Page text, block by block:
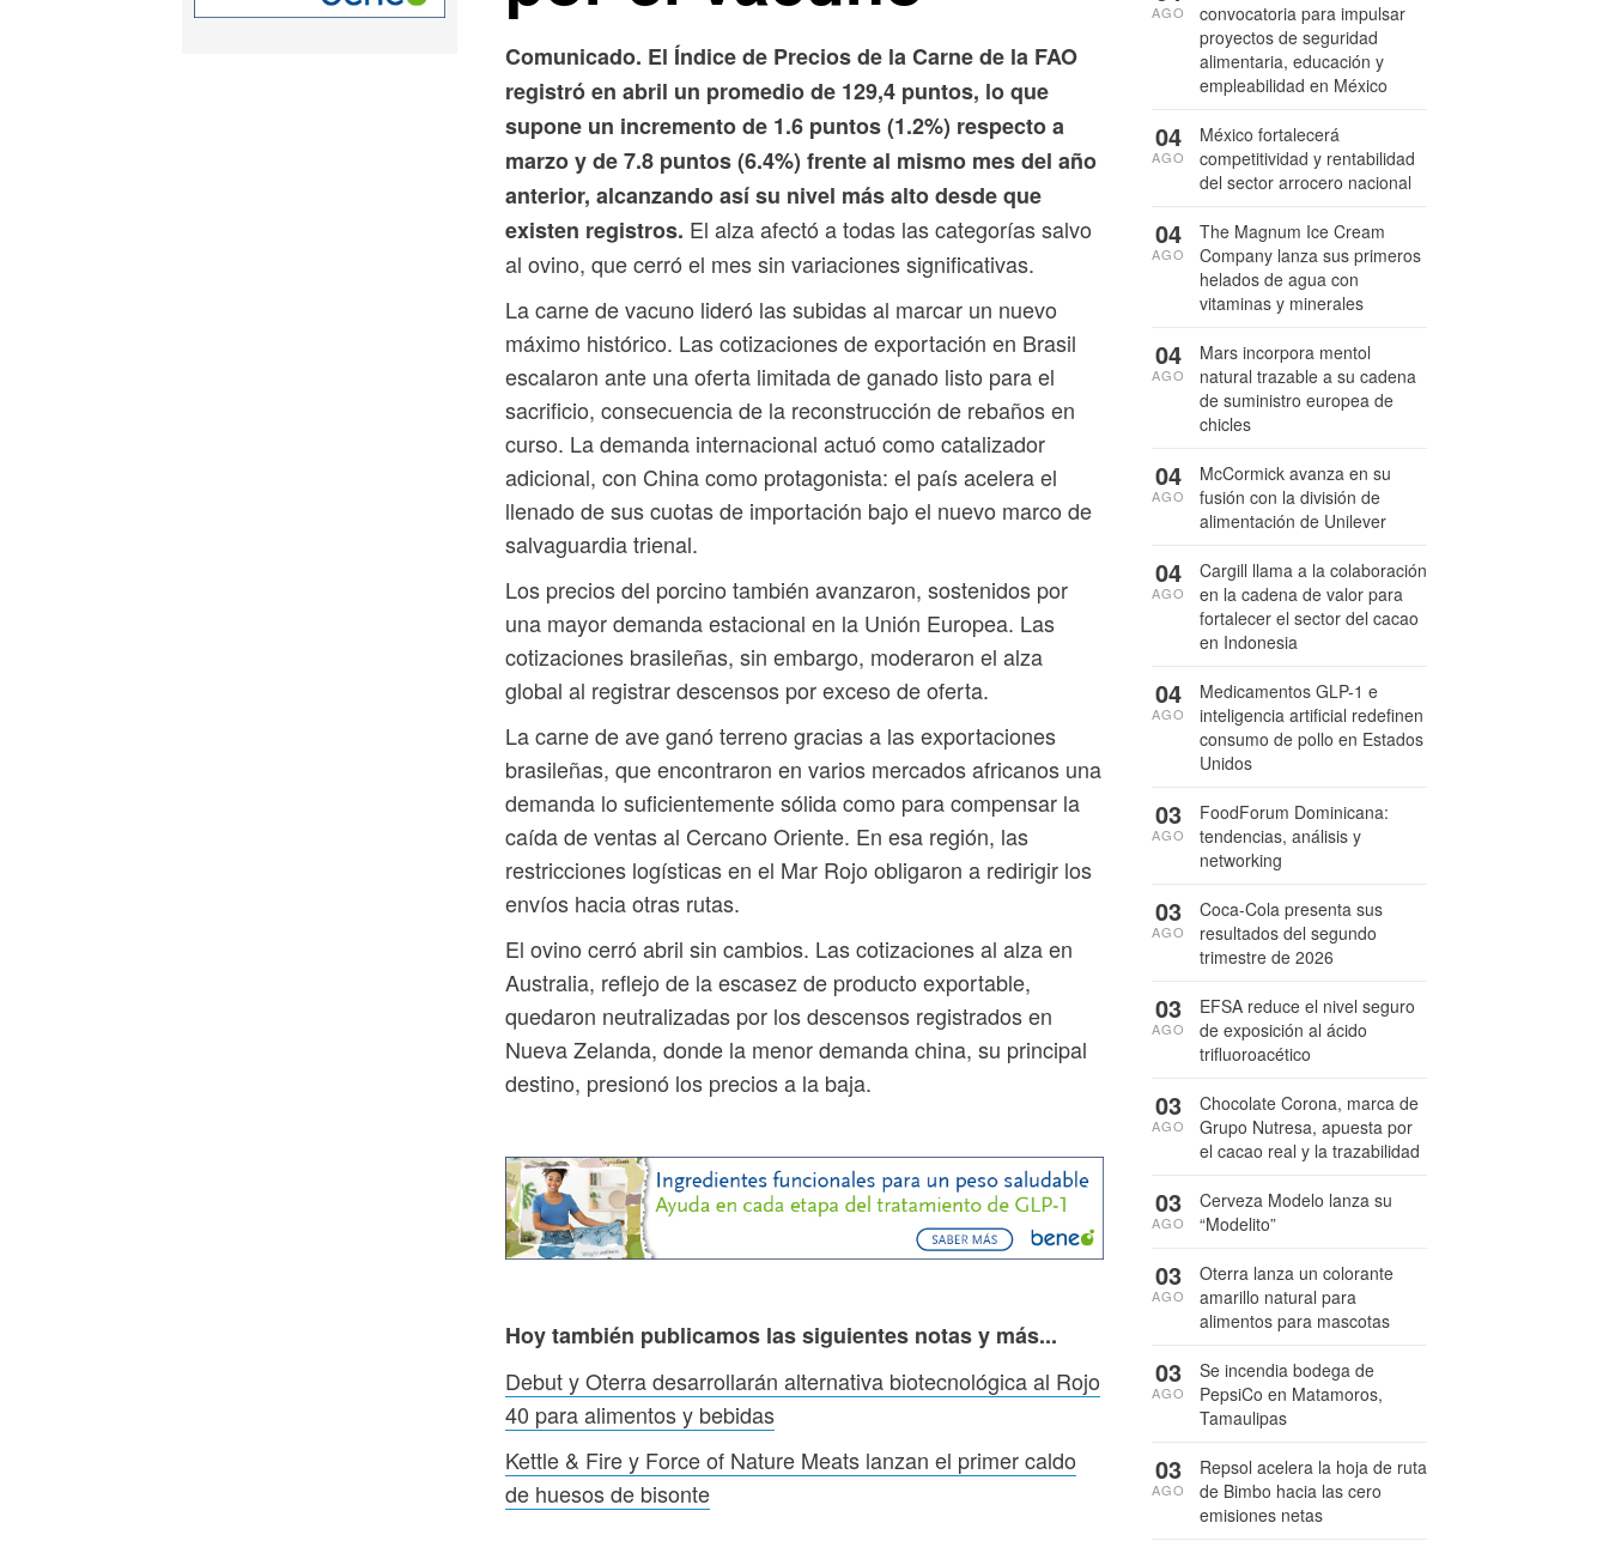
Comunicado. El Índice de Precios de la Carne de la FAO
registró en abril un promedio de 129,4 puntos, lo que
supone un incremento de 1.6 puntos (1.2%) respecto a
marzo y de 7.8 puntos (6.4%) frente al mismo mes del año
anterior, alcanzando así su nivel más alto desde que
existen registros. El alza afectó a todas las categorías salvo
al ovino, que cerró el mes sin variaciones significativas.
La carne de vacuno lideró las subidas al marcar un nuevo
máximo histórico. Las cotizaciones de exportación en Brasil
escalaron ante una oferta limitada de ganado listo para el
sacrificio, consecuencia de la reconstrucción de rebaños en
curso. La demanda internacional actuó como catalizador
adicional, con China como protagonista: el país acelera el
llenado de sus cuotas de importación bajo el nuevo marco de
salvaguardia trienal.
Los precios del porcino también avanzaron, sostenidos por
una mayor demanda estacional en la Unión Europea. Las
cotizaciones brasileñas, sin embargo, moderaron el alza
global al registrar descensos por exceso de oferta.
La carne de ave ganó terreno gracias a las exportaciones
brasileñas, que encontraron en varios mercados africanos una
demanda lo suficientemente sólida como para compensar la
caída de ventas al Cercano Oriente. En esa región, las
restricciones logísticas en el Mar Rojo obligaron a redirigir los
envíos hacia otras rutas.
El ovino cerró abril sin cambios. Las cotizaciones al alza en
Australia, reflejo de la escasez de producto exportable,
quedaron neutralizadas por los descensos registrados en
Nueva Zelanda, donde la menor demanda china, su principal
destino, presionó los precios a la baja.
Hoy también publicamos las siguientes notas y más...
Debut y Oterra desarrollarán alternativa biotecnológica al Rojo
40 para alimentos y bebidas
Kettle & Fire y Force of Nature Meats lanzan el primer caldo
de huesos de bisonte
convocatoria para impulsar
proyectos de seguridad
alimentaria, educación y
empleabilidad en México
AGO
México fortalecerá
competitividad y rentabilidad
del sector arrocero nacional
04
AGO
The Magnum Ice Cream
Company lanza sus primeros
helados de agua con
vitaminas y minerales
04
AGO
Mars incorpora mentol
natural trazable a su cadena
de suministro europea de
chicles
04
AGO
McCormick avanza en su
fusión con la división de
alimentación de Unilever
04
AGO
Cargill llama a la colaboración
en la cadena de valor para
fortalecer el sector del cacao
en Indonesia
04
AGO
Medicamentos GLP-1 e
inteligencia artificial redefinen
consumo de pollo en Estados
Unidos
04
AGO
FoodForum Dominicana:
tendencias, análisis y
networking
03
AGO
Coca-Cola presenta sus
resultados del segundo
trimestre de 2026
03
AGO
EFSA reduce el nivel seguro
de exposición al ácido
trifluoroacético
03
AGO
Chocolate Corona, marca de
Grupo Nutresa, apuesta por
el cacao real y la trazabilidad
03
AGO
Cerveza Modelo lanza su
“Modelito”
03
AGO
Oterra lanza un colorante
amarillo natural para
alimentos para mascotas
03
AGO
Se incendia bodega de
PepsiCo en Matamoros,
Tamaulipas
03
AGO
Repsol acelera la hoja de ruta
de Bimbo hacia las cero
emisiones netas
03
AGO